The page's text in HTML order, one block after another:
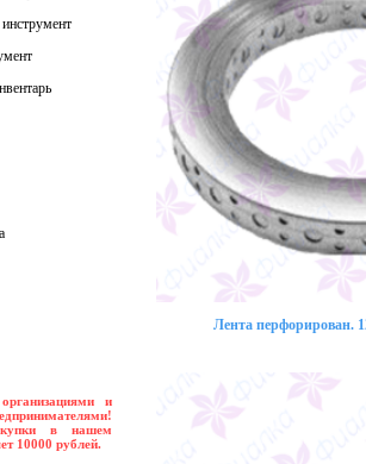
и
в нашем
10000 рублей.
Лента перфорирован.